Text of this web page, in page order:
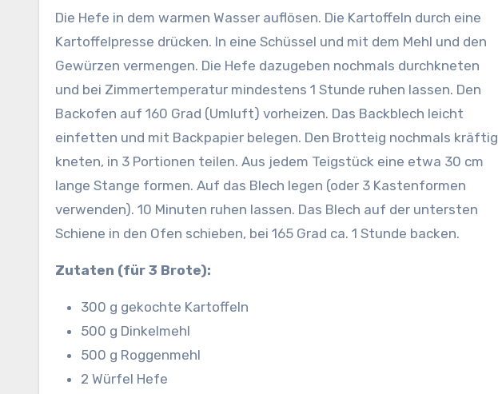
Die Hefe in dem warmen Wasser auflösen. Die Kartoffeln durch eine
Kartoffelpresse drücken. In eine Schüssel und mit dem Mehl und den
Gewürzen vermengen. Die Hefe dazugeben nochmals durchkneten
und bei Zimmertemperatur mindestens 1 Stunde ruhen lassen. Den
Backofen auf 160 Grad (Umluft) vorheizen. Das Backblech leicht
einfetten und mit Backpapier belegen. Den Brotteig nochmals kräftig
kneten, in 3 Portionen teilen. Aus jedem Teigstück eine etwa 30 cm
lange Stange formen. Auf das Blech legen (oder 3 Kastenformen
verwenden). 10 Minuten ruhen lassen. Das Blech auf der untersten
Schiene in den Ofen schieben, bei 165 Grad ca. 1 Stunde backen.
Zutaten (für 3 Brote):
300 g gekochte Kartoffeln
500 g Dinkelmehl
500 g Roggenmehl
2 Würfel Hefe